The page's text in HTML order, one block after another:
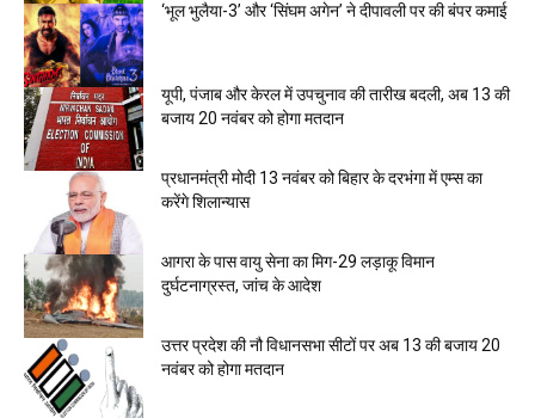
‘भूल भुलैया-3’ और ‘सिंघम अगेन’ ने दीपावली पर की बंपर कमाई
यूपी, पंजाब और केरल में उपचुनाव की तारीख बदली, अब 13 की
बजाय 20 नवंबर को होगा मतदान
प्रधानमंत्री मोदी 13 नवंबर को बिहार के दरभंगा में एम्स का
करेंगे शिलान्यास
आगरा के पास वायु सेना का मिग-29 लड़ाकू विमान
दुर्घटनाग्रस्त, जांच के आदेश
उत्तर प्रदेश की नौ विधानसभा सीटों पर अब 13 की बजाय 20
नवंबर को होगा मतदान